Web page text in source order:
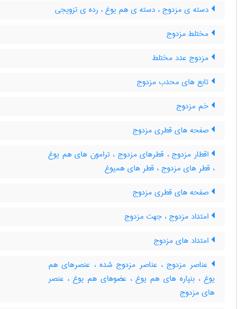
دسته ی مزدوج ، دسته ی هم یوغ ، رده ی تزویجی
مختلط مزدوج
مزدوج عدد مختلط
تابع های محدب مزدوج
خم مزدوج
صفحه های قطری مزدوج
اقطار مزدوج ، قطرهای مزدوج ، ترامون های هم یوغ
، قطر های مزدوج ، قطر های همیوغ
صفحه های قطری مزدوج
امتداد مزدوج ، جهت مزدوج
امتداد های مزدوج
عناصر مزدوج ، عناصر مزدوج شده ، عنصرهای هم
یوغ ، بنپاره های هم یوغ ، عضوهای هم یوغ ، عنصر
های مزدوج